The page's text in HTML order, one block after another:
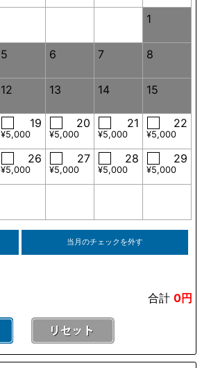
1
5 6 7 8
12 13 14 15
19
¥5,000
20
¥5,000
21
¥5,000
22
¥5,000
26
¥5,000
27
¥5,000
28
¥5,000
29
¥5,000
当月のチェックを外す
合計 0円